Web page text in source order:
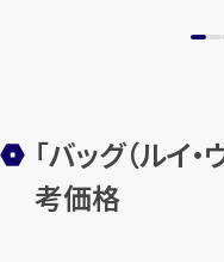
「バッグ（ルイ
考価格